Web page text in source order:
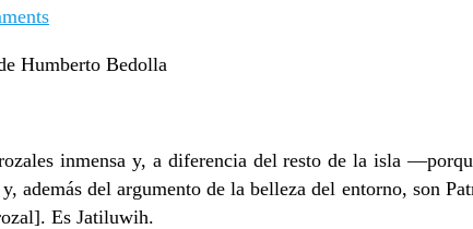
Humberto Bedolla
inmensa y, a diferencia del resto de la isla
además del argumento de la belleza del entorno, son
Es Jatiluwih.